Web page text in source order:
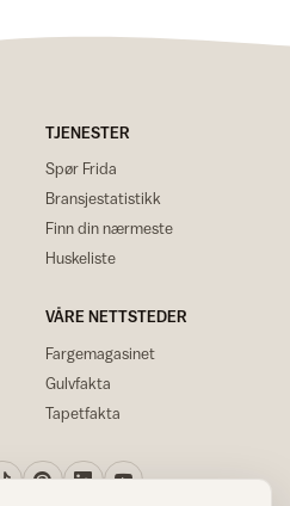
TJENESTER
Spør Frida
Bransjestatistikk
Finn din nærmeste
Huskeliste
VÅRE NETTSTEDER
Fargemagasinet
Gulvfakta
Tapetfakta